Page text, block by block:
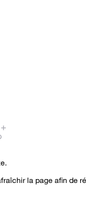
la page afin de